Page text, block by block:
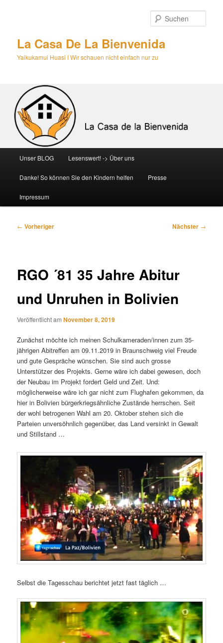
La Casa De La Bienvenida
Yaikukamui Huasi I Wir schauen nicht einfach nur zu
Unser BLOG Lesenswert! -> Über uns
Danke! So können Sie den Kindern helfen Presse
Impressum
Beitragsnavigation
← Vorheriger Nächster →
RGO ´81 35 Jahre Abitur
und Unruhen in Bolivien
Veröffentlicht amNovember 8, 2019
Zunächst möchte ich meinen Schulkameraden/innen zum 35-
jährigen Abitreffen am 09.11.2019 in Braunschweig viel Freude
und gute Gespräche wünschen. Sie sind auch grosse
Unterstützer des Projekts. Gerne wäre ich dabei gewesen, doch
der Neubau im Projekt fordert Geld und Zeit. Und:
möglicherweise wäre ich gar nicht zum Flughafen gekommen, da
hier in Bolivien bürgerkriegsähnliche Zustände herrschen. Seit
der wohl betrogenen Wahl am 20. Oktober stehen sich die
Parteien unversöhnlich gegenüber, das Land versinkt in Gewalt
und Stillstand …
Selbst die Tagesschau berichtet jetzt fast täglich …